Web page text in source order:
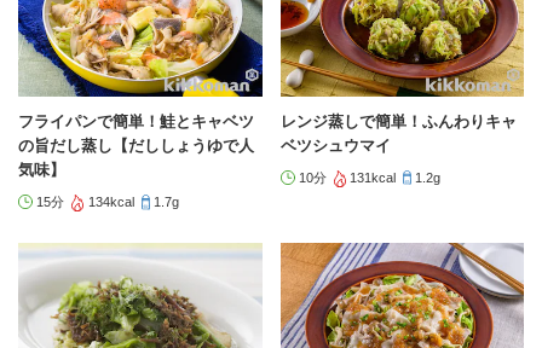
フライパンで簡単！鮭とキャベツ
の旨だし蒸し【だししょうゆで人
気味】
15分 134kcal 1.7g
レンジ蒸しで簡単！ふんわりキャ
ベツシュウマイ
10分 131kcal 1.2g